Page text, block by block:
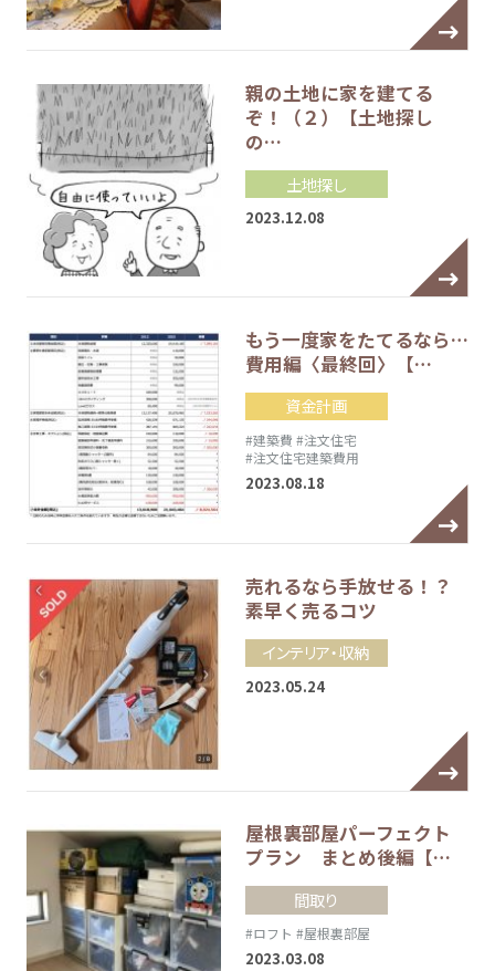
親の土地に家を建てる
ぞ！（２）【土地探し
の…
土地探し
2023.12.08
もう一度家をたてるなら…
費用編〈最終回〉【…
資金計画
#建築費 #注文住宅
#注文住宅建築費用
2023.08.18
売れるなら手放せる！？
素早く売るコツ
インテリア・収納
2023.05.24
屋根裏部屋パーフェクト
プラン まとめ後編【…
間取り
#ロフト #屋根裏部屋
2023.03.08